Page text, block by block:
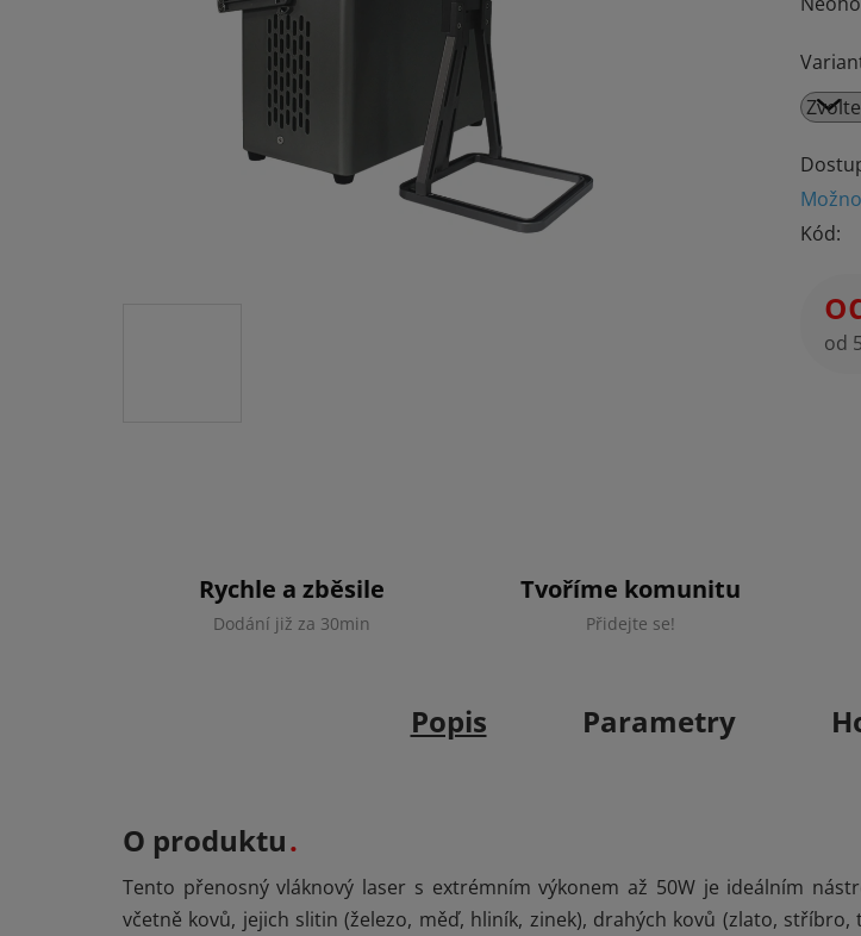
je
0,0
z
5
Kód:
od
Rychle a zběsile
Dodání již za 30min
Tvoříme komunitu
Přidejte se!
Popis Parametry
O produktu
Tento přenosný vláknový laser s extrémním výkonem až 50W je ideálním
včetně kovů, jejich slitin (železo, měď, hliník, zinek), drahých kovů (zlato,